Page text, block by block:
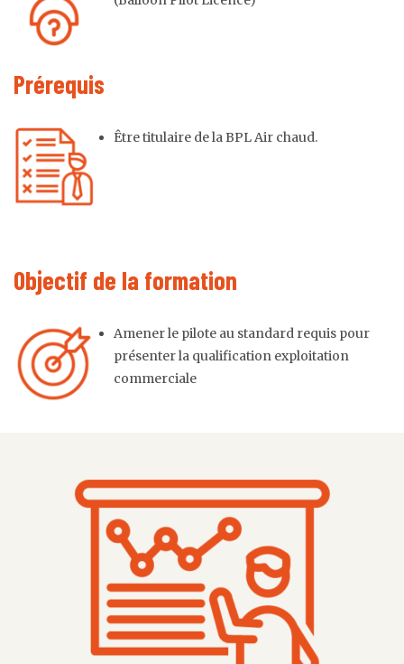
Prérequis
Être titulaire de la BPL Air chaud.
Objectif de la formation
Amener le pilote au standard requis pour
présenter la qualification exploitation
commerciale